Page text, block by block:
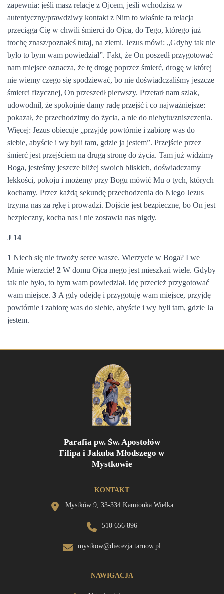
zapewnia: jeśli masz relacje z Ojcem, jeśli wchodzisz w
autentyczny/prawdziwy kontakt z Nim to właśnie ta relacja
przeciąga Cię w chwili śmierci do Ojca, do Tego, którego już
trochę znasz/poznałeś tutaj, na ziemi. Jezus mówi: „Gdyby tak nie
było to bym wam powiedział”. Fakt, że On poszedł przygotować
nam miejsce oznacza, że tę drogę poprzez śmierć, drogę w której
nie wiemy czego się spodziewać, bo nie doświadczaliśmy jeszcze
śmierci fizycznej, On przeszedł pierwszy. Przetarł nam szlak,
udowodnił, że spokojnie damy radę przejść i co najważniejsze:
pokazał, że przechodzimy do życia, a nie do niebytu/zniszczenia.
Więcej: Jezus obiecuje „przyjdę powtórnie i zabiorę was do
siebie, abyście i wy byli tam, gdzie ja jestem”. Przejście przez
śmierć jest przejściem na drugą stronę do życia. Tam już widzimy
Boga, jesteśmy jeszcze bliżej swoich bliskich, doświadczamy
lekkości, pokoju i możemy przy Bogu mówić Mu o tych, których
kochamy. Przez każdą sekundę przechodzenia do Niego Jezus
trzyma nas za rękę i prowadzi. Dojście jest bezpieczne, bo On jest
bezpieczny, kocha nas i nie zostawia nas nigdy.
J 14
1 Niech się nie trwoży serce wasze. Wierzycie w Boga? I we
Mnie wierzcie! 2 W domu Ojca mego jest mieszkań wiele. Gdyby
tak nie było, to bym wam powiedział. Idę przecież przygotować
wam miejsce. 3 A gdy odejdę i przygotuję wam miejsce, przyjdę
powtórnie i zabiorę was do siebie, abyście i wy byli tam, gdzie Ja
jestem.
Parafia pw. Św. Apostołów
Filipa i Jakuba Młodszego w
Mystkowie
KONTAKT
Mystków 9, 33-334 Kamionka Wielka
510 656 896
mystkow@diecezja.tarnow.pl
NAWIGACJA